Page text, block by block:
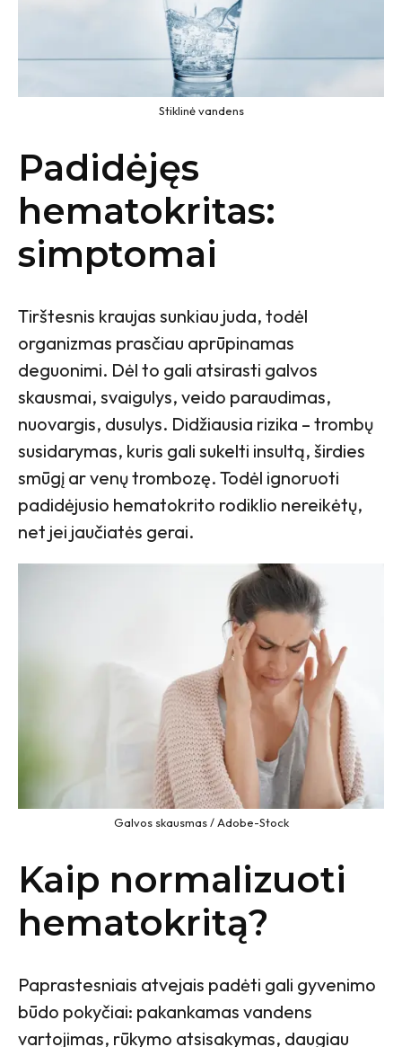
Stiklinė vandens
Padidėjęs
hematokritas:
simptomai
Tirštesnis kraujas sunkiau juda, todėl
organizmas prasčiau aprūpinamas
deguonimi. Dėl to gali atsirasti galvos
skausmai, svaigulys, veido paraudimas,
nuovargis, dusulys. Didžiausia rizika – trombų
susidarymas, kuris gali sukelti insultą, širdies
smūgį ar venų trombozę. Todėl ignoruoti
padidėjusio hematokrito rodiklio nereikėtų,
net jei jaučiatės gerai.
Galvos skausmas / Adobe-Stock
Kaip normalizuoti
hematokritą?
Paprastesniais atvejais padėti gali gyvenimo
būdo pokyčiai: pakankamas vandens
vartojimas, rūkymo atsisakymas, daugiau